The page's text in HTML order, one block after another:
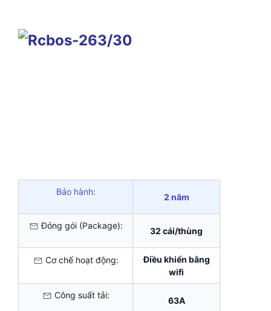
Bảo hành:
2 năm
Đóng gói (Package):
32 cái/thùng
Cơ chế hoạt động:
Điều khiển bằng
wifi
Công suất tải:
63A